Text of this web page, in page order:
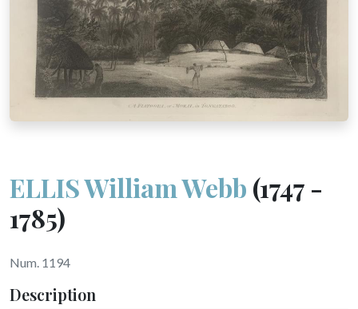
ELLIS William Webb (1747 -
1785)
Num. 1194
Description